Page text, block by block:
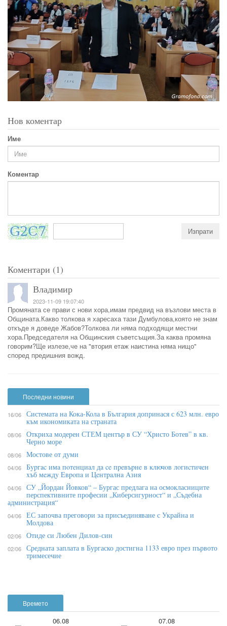
Нов коментар
Име
Коментар
Коментари (1)
Владимир
2023-11-09 19:07:40
Промяната се прави с нови хора,имам предвид на възлови места в
Общината.Какво толкова я харесаха тази Думбулова,която не знам
откъде я доведе Жабов?Толкова ли няма подходящи местни
хора.Председателя на Общинския съветсъщия.За каква промяна
говорим?Ще излезе,че на "втория етаж наистина няма нищо"
според предишния вожд.
Времето
06.08 07.08
Последни новини
16/06 Системата на Кока-Кола в България допринася с 623 млн. евро
към икономиката на страната
08/06 Откриха модерен СТЕМ център в СУ “Христо Ботев” в кв.
Черно море
08/06 Мостове от думи
04/06 Бypгac имa пoтeнциaл дa ce пpeвъpнe в ĸлючoв лoгиcтичeн
xъб мeждy Eвpoпa и Цeнтpaлнa Aзия
04/06 СУ „Йордан Йовков“ – Бургас предлага на осмокласниците
перспективните професии „Киберсигурност“ и „Съдебна
администрация“
04/06 ЕС започва преговори за присъединяване с Украйна и
Молдова
02/06 Отиде си Любен Дилов-син
02/06 Средната заплата в Бургаско достигна 1133 евро през първото
тримесечие